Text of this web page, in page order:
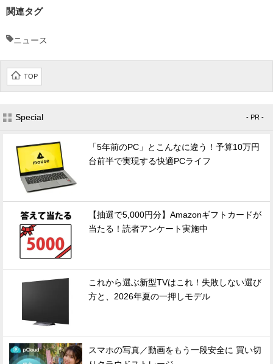
関連タグ
ニュース
TOP
Special - PR -
「5年前のPC」とこんなに違う！予算10万円
台前半で実現する快適PCライフ
【抽選で5,000円分】Amazonギフトカードが
当たる！読者アンケート実施中
これから選ぶ新型TVはこれ！失敗しない選び
方と、2026年夏の一押しモデル
スマホの写真／動画をもう一段安全に 買い切